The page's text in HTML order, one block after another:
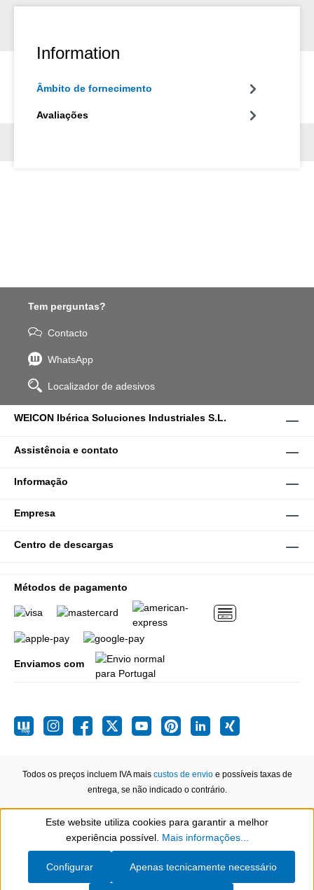
Information
Âmbito de fornecimento
Avaliações
Tem perguntas?
Contacto
WhatsApp
Localizador de adesivos
WEICON Ibérica Soluciones Industriales S.L.
Assistência e contato
Informação
Empresa
Centro de descargas
Métodos de pagamento
Enviamos com
Todos os preços incluem IVA mais custos de envioe possíveis taxas de
entrega, se não indicado o contrário.
Show toolbar
Este website utiliza cookies para garantir a melhor
experiência possível. Mais informações...
Apenas tecnicamente necessário
Configurar